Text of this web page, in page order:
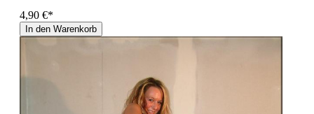
4,90 €*
In den Warenkorb